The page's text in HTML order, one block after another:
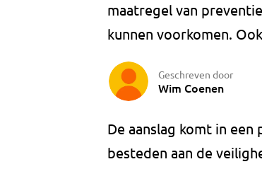
maatregel van
kunnen voorkomen.
Geschreven door
Wim Coenen
De aanslag komt in
besteden aan de